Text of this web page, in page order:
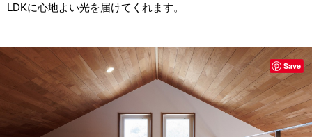
LDKに心地よい光を届けてくれます。
Save